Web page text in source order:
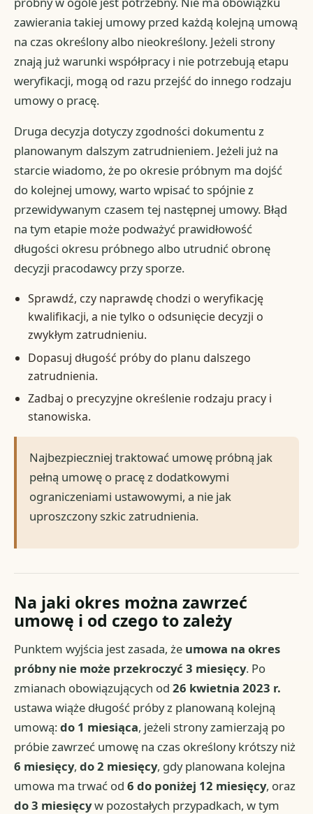
zawierania takiej umowy przed każdą kolejną umową
na czas określony albo nieokreślony. Jeżeli strony
znają już warunki współpracy i nie potrzebują etapu
weryfikacji, mogą od razu przejść do innego rodzaju
umowy o pracę.
Druga decyzja dotyczy zgodności dokumentu z
planowanym dalszym zatrudnieniem. Jeżeli już na
starcie wiadomo, że po okresie próbnym ma dojść
do kolejnej umowy, warto wpisać to spójnie z
przewidywanym czasem tej następnej umowy. Błąd
na tym etapie może podważyć prawidłowość
długości okresu próbnego albo utrudnić obronę
decyzji pracodawcy przy sporze.
Sprawdź, czy naprawdę chodzi o weryfikację
kwalifikacji, a nie tylko o odsunięcie decyzji o
zwykłym zatrudnieniu.
Dopasuj długość próby do planu dalszego
zatrudnienia.
Zadbaj o precyzyjne określenie rodzaju pracy i
stanowiska.
Najbezpieczniej traktować umowę próbną jak
pełną umowę o pracę z dodatkowymi
ograniczeniami ustawowymi, a nie jak
uproszczony szkic zatrudnienia.
Na jaki okres można zawrzeć
umowę i od czego to zależy
Punktem wyjścia jest zasada, że umowa na okres
próbny nie może przekroczyć 3 miesięcy. Po
zmianach obowiązujących od26 kwietnia 2023 r.
ustawa wiąże długość próby z planowaną kolejną
umową:do 1 miesiąca, jeżeli strony zamierzają po
próbie zawrzeć umowę na czas określony krótszy niż
6 miesięcy,do 2 miesięcy, gdy planowana kolejna
umowa ma trwać od6 do poniżej 12 miesięcy, oraz
do 3 miesięcyw pozostałych przypadkach, w tym